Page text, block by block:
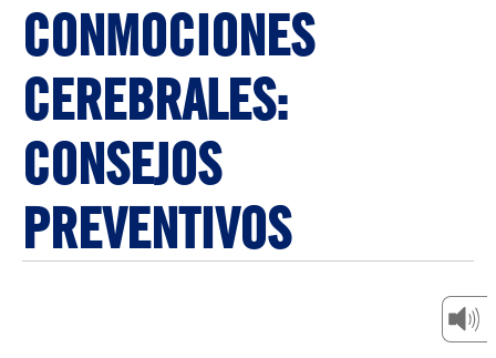
CONMOCIONES
CEREBRALES:
CONSEJOS
PREVENTIVOS